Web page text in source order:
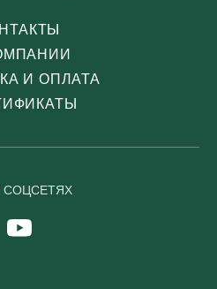
И ОПЛАТА